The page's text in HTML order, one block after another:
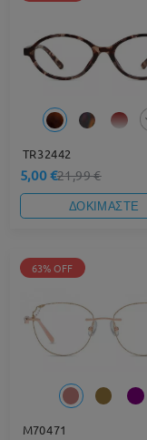
TR32442
5,00 €21,99 €
ΔΟΚΙΜΑΣΤΕ
63% OFF
M70471